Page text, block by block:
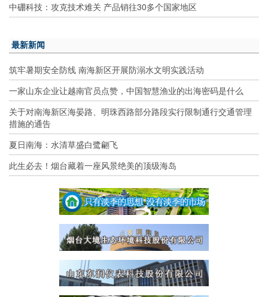
中硼科技：攻克技术难关 产品销往30多个国家地区
最新新闻
筑牢暑期安全防线 南海新区开展防溺水文明实践活动
一家山东企业让越南官员点赞，中国智慧渔业的出海密码是什么
关于对南海新区海晏路、明珠西路部分路段实行限制通行交通管理
措施的通告
夏日南海：水清草盛白鹭翩飞
此生必去！烟台藏着一座风景绝美的顶级海岛